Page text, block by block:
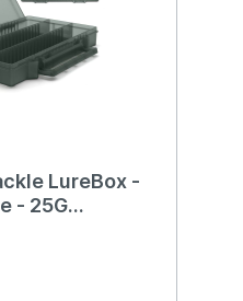
LureBox -
- 25G